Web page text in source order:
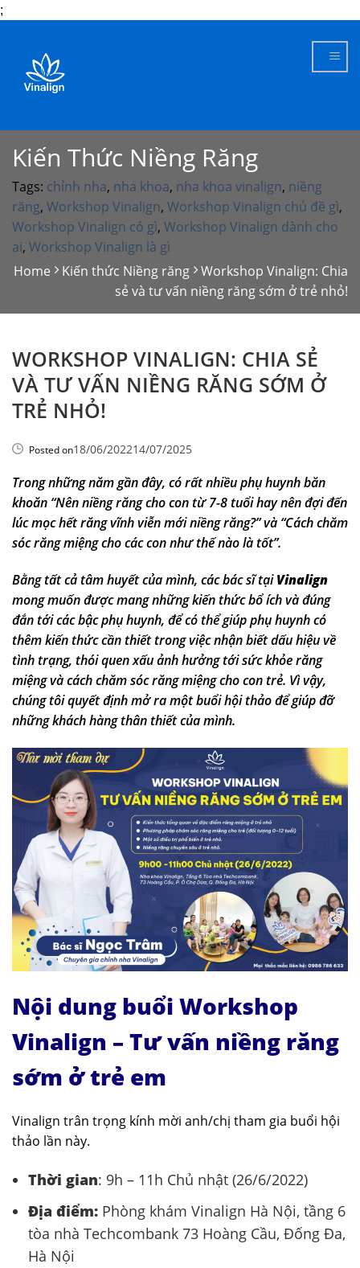
;
content
Kiến Thức Niềng Răng
Tags: chỉnh nha, nha khoa, nha khoa vinalign, niềng
răng, Workshop Vinalign, Workshop Vinalign chủ đề gì,
Workshop Vinalign có gì, Workshop Vinalign dành cho
ai, Workshop Vinalign là gì
Home
Kiến thức Niềng răng
Workshop Vinalign: Chia
sẻ và tư vấn niềng răng sớm ở trẻ nhỏ!
WORKSHOP VINALIGN: CHIA SẺ
VÀ TƯ VẤN NIỀNG RĂNG SỚM Ở
TRẺ NHỎ!
Posted on18/06/202214/07/2025
Trong những năm gần đây, có rất nhiều phụ huynh băn
khoăn “Nên niềng răng cho con từ 7-8 tuổi hay nên đợi đến
lúc mọc hết răng vĩnh viễn mới niềng răng?” và “Cách chăm
sóc răng miệng cho các con như thế nào là tốt”.
Bằng tất cả tâm huyết của mình, các bác sĩ tạiVinalign
mong muốn được mang những kiến thức bổ ích và đúng
đắn tới các bậc phụ huynh, để có thể giúp phụ huynh có
thêm kiến thức cần thiết trong việc nhận biết dấu hiệu về
tình trạng, thói quen xấu ảnh hưởng tới sức khỏe răng
miệng và cách chăm sóc răng miệng cho con trẻ. Vì vậy,
chúng tôi quyết định mở ra một buổi hội thảo để giúp đỡ
những khách hàng thân thiết của mình.
Nội dung buổi Workshop
Vinalign – Tư vấn niềng răng
sớm ở trẻ em
Vinalign trân trọng kính mời anh/chị tham gia buổi hội
thảo lần này.
Thời gian: 9h – 11h Chủ nhật (26/6/2022)
Địa điểm: Phòng khám Vinalign Hà Nội, tầng 6
tòa nhà Techcombank 73 Hoàng Cầu, Đống Đa,
Hà Nội